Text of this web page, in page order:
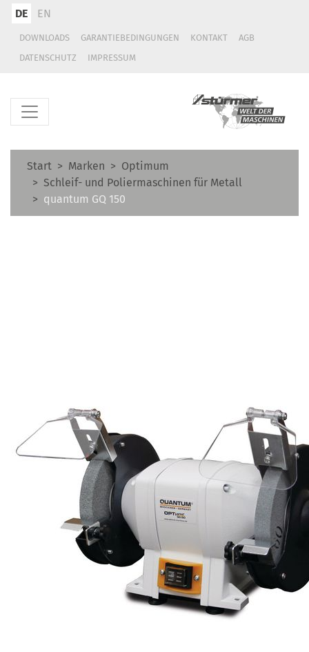
DE EN
DOWNLOADS GARANTIEBEDINGUNGEN KONTAKT
AGB
DATENSCHUTZ
IMPRESSUM
Start Marken
Optimum
Schleif- und Poliermaschinen für Metall
quantum GQ 150